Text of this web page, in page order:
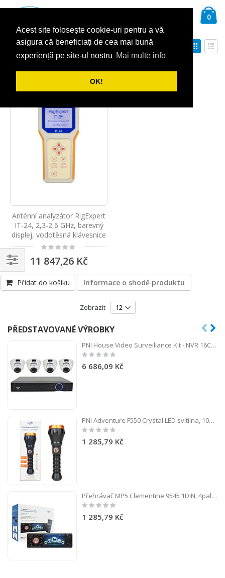
Acest site folosește cookie-uri pentru a vă
asigura că beneficiați de cea mai bună
experiență pe site-ul nostru Mai multe info
OK!
Přejít
0
Seřadit podle
Nastavit
sestupně
Anténní analyzátor RigExpert
IT-24, 2,3-2,6 GHz, barevný
displej, vodotěsná klávesnice
Rating:
0%
11 847,26 Kč
Přidat do košíku Informace o shodě produktu
Zobrazit
Navigace
PŘEDSTAVOVANÉ VÝROBKY
PNI House Video Surveillance Kit - NVR 16CH 1080P a 4 kamery IP2DOME 1080P varifokální
Rating:
0%
6 686,09 Kč
PNI Adventure F550 Crystal LED svítilna, 10W, hliník, 2500lm, až 700m, IPX6, baterie 4000mAh v ceně, nabíjení USB typu C
Rating:
0%
1 285,79 Kč
Přehrávač MP5 Clementine 9545 1DIN, 4palcový displej, 50 Wx4, Bluetooth, FM rádio, SD a USB, 2 RCA video IN / OUT
Rating:
0%
1 285,79 Kč